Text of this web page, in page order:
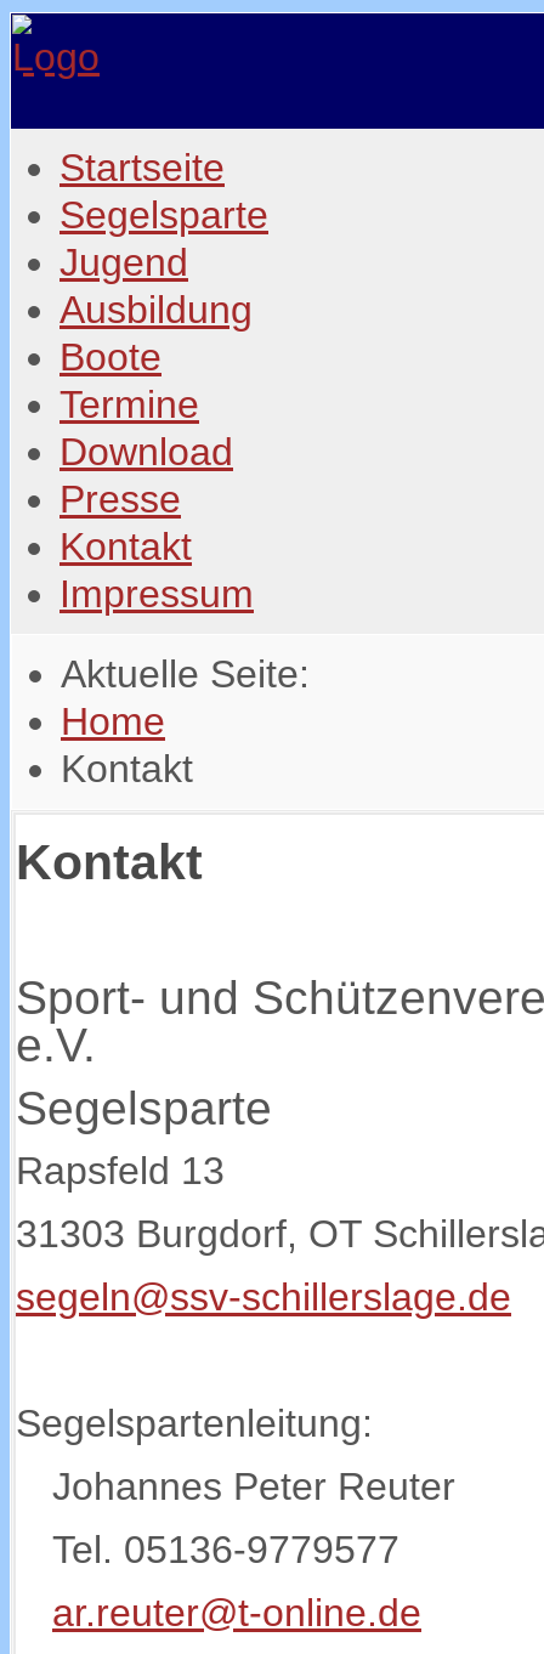
Startseite
Segelsparte
Jugend
Ausbildung
Boote
Termine
Download
Presse
Kontakt
Impressum
Aktuelle Seite:
Home
Kontakt
Kontakt
Sport- und
e.V.
Segelsparte
Rapsfeld 13
31303 Burgdorf, OT
segeln@ssv-schillerslage.de
Segelspartenleitung:
Johannes Peter Reuter
Tel. 05136-9779577
ar.reuter@t-online.de